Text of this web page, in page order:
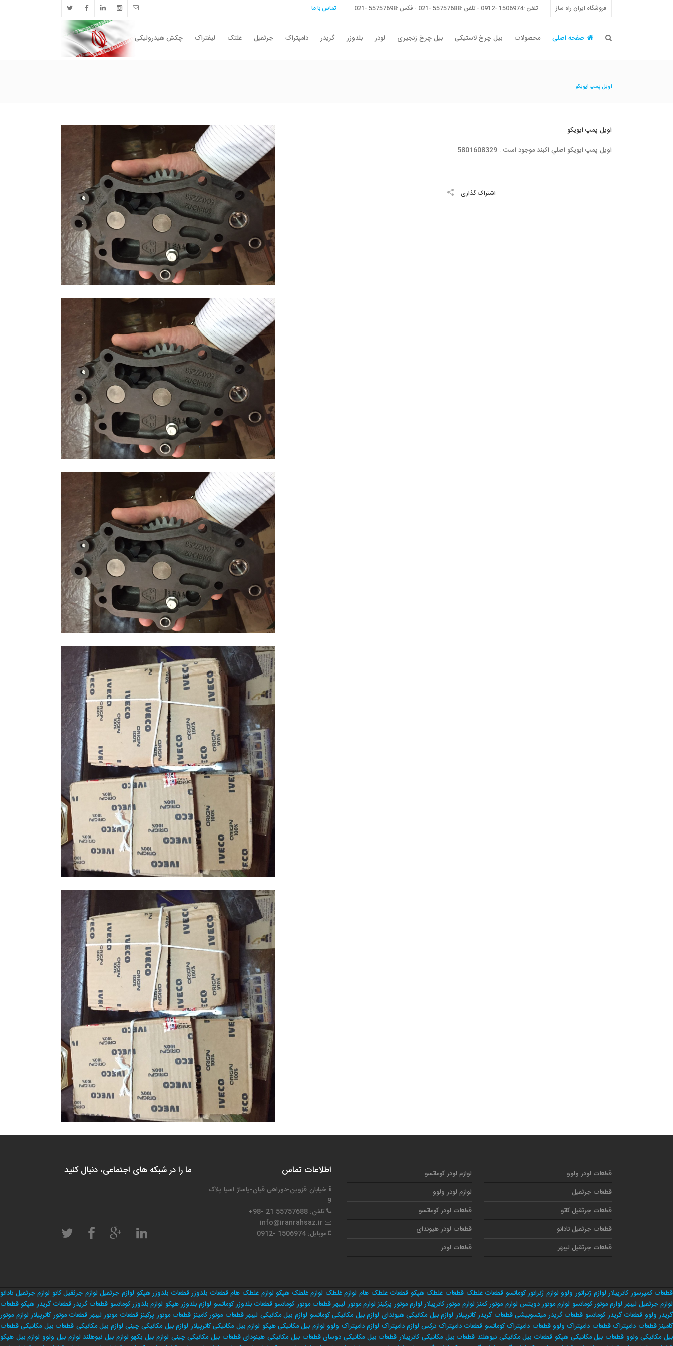
تماس با ما تلفن :1506974 -0912 - تلفن :55757688 -021 - فکس :55757698 -021 فروشگاه ایران راه ساز
چکش هیدرولیکی لیفتراک غلتک جرثقیل دامپتراک گریدر بلدوزر لودر بیل چرخ زنجیری بیل چرخ لاستیکی محصولات صفحه اصلی
اويل پمپ ايويكو
اويل پمپ ايويكو
اويل پمپ ايويكو اصلي اكبند موجود است . 5801608329
اشتراک گذاری
ما را در شبکه های اجتماعی، دنبال کنید اطلاعات تماس
خیابان قزوین-دوراهی قپان-پاساژ اسیا پلاک
9
تلفن: 55757688 21 -98+
موبایل: 1506974 -0912
لوازم لودر کوماتسو
لوازم لودر ولوو
قطعات لودر کوماتسو
قطعات لودر هیوندای
قطعات لودر
قطعات لودر ولوو
قطعات جرثقیل
قطعات جرثقیل کاتو
قطعات جرثقیل تادانو
قطعات جرثقیل لیبهر
قطعات کمپرسور کاترپیلار لوازم ژنراتور ولوو لوازم ژنراتور کوماتسو قطعات غلطک قطعات غلطک هپکو قطعات غلطک هام لوازم غلطک لوازم غلطک هپکو لوازم غلطک هام قطعات بلدوزر قطعات بلدوزر هپکو لوازم جرثقیل لوازم جرثقیل کاتو لوازم جرثقیل تادانو
لوازم جرثقیل لیبهر لوارم موتور کوماتسو لوارم موتور دویتس لوارم موتور کمنز لوارم موتور کاترپیلار لوارم موتور پرکینز لوارم موتور لیبهرقطعات موتور کوماتسو قطعات بلدوزر کوماتسو لوازم بلدوزر هپکو لوازم بلدوزر کوماتسو قطعات گریدرقطعات گریدر هپکوقطعات
گریدر ولوو قطعات گریدر کوماتسو قطعات گریدر میتسوبیشی قطعات گریدر کاترپیلار لوازم بیل مکانیکی هیوندای لوازم بیل مکانیکی کوماتسو لوازم بیل مکانیکی لیبهر قطعات موتور کامینز قطعات موتور پرکینز قطعات موتور لیبهر قطعات موتور کاترپیلار لوازم موتور
کامینز قطعات دامپتراک قطعات دامپتراک ولوو قطعات دامپتراک کوماتسو قطعات دامپتراک ترکس لوازم دامپتراک لوازم دامپتراک ولوو لوازم بیل مکانیکی هپکو لوازم بیل مکانیکی کاترپیلار لوازم بیل مکانیکی چینی لوازم بیل مکانیکی قطعات بیل مکانیکی قطعات
بیل مکانیکی ولوو قطعات بیل مکانیکی هپکو قطعات بیل مکانیکی نیوهلند قطعات بیل مکانیکی کاترپیلار قطعات بیل مکانیکی دوسان قطعات بیل مکانیکی هینودای قطعات بیل مکانیکی چینی لوازم بیل بکهو لوازم بیل نیوهلند لوازم بیل ولوو لوازم بیل هپکو